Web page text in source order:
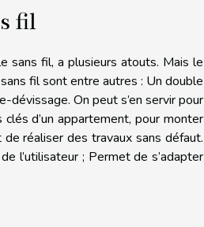
fil
sans fil, a plusieurs atouts. Mais le
fil sont entre autres : Un double
On peut s’en servir pour
d’un appartement, pour monter
réaliser des travaux sans défaut.
l’utilisateur ; Permet de s’adapter